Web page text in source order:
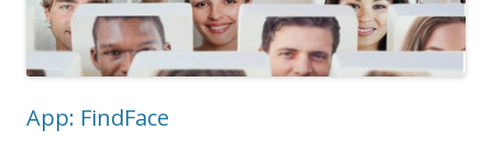
App: FindFace